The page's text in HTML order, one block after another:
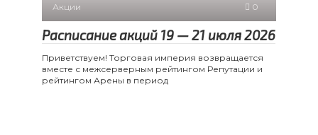
Акции 0
Расписание акций 19 — 21 июля 2026
Приветствуем! Торговая империя возвращается
вместе с межсерверным рейтингом Репутации и
рейтингом Арены в период